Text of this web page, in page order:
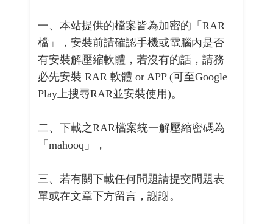
一、本站提供的檔案皆為加密的「RAR
檔」，安裝前請確認手機或電腦內是否
有安裝解壓縮軟體，若沒有的話，請務
必先安裝 RAR 軟體 or APP (可至Google
Play上搜尋RAR並安裝使用)。
二、下載之RAR檔案統一解壓縮密碼為
「mahooq」，
三、若有關下載任何問題請提交問題表
單或在文章下方留言，謝謝。